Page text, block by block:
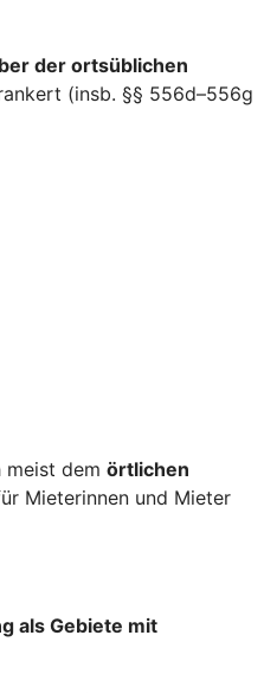
der ortsüblichen
(insb. §§ 556d–556g
meist dem örtlichen
Mieterinnen und Mieter
als Gebiete mit